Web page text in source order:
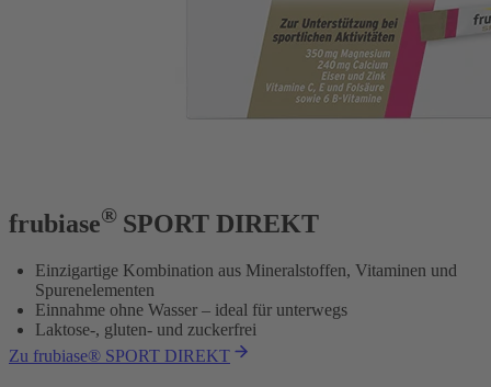
frubiase® SPORT DIREKT
Einzigartige Kombination aus Mineralstoffen, Vitaminen und
Spurenelementen
Einnahme ohne Wasser – ideal für unterwegs
Laktose-, gluten- und zuckerfrei
Zu frubiase® SPORT DIREKT